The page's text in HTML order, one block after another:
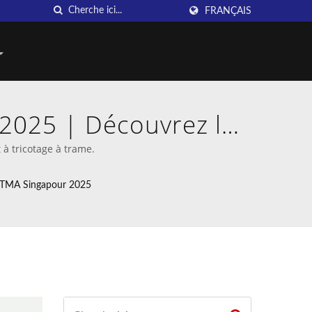
FRANÇAIS
| Découvrez les
DAHU
à tricotage à trame.
Singapour 2025